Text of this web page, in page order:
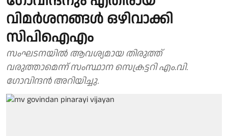
വിമർശനങ്ങൾ ഒഴിവാക്കി
സിപിഐഎം
സംഘടനയിൽ ആവശ്യമായ തിരുത്ത്
വരുത്താമെന്ന് സംസ്ഥാന സെക്രട്ടറി എം.വി.
ഗോവിന്ദൻ അറിയിച്ചു.